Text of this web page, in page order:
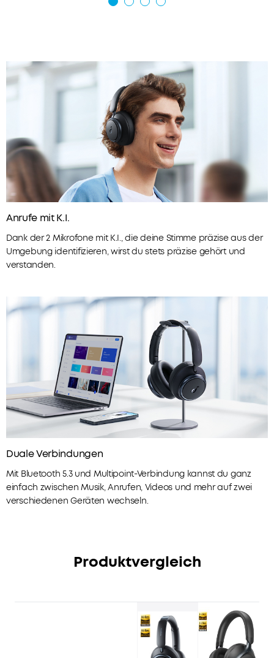
Geburtstagsgeschenk
Weitere
erfahren
Versandart
Anrufe mit K.I.
Dank der 2 Mikrofone mit K.I., die deine Stimme präzise aus der
Umgebung identifizieren, wirst du stets präzise gehört und
verstanden.
Duale Verbindungen
Mit Bluetooth 5.3 und Multipoint-Verbindung kannst du ganz
einfach zwischen Musik, Anrufen, Videos und mehr auf zwei
verschiedenen Geräten wechseln.
Produktvergleich